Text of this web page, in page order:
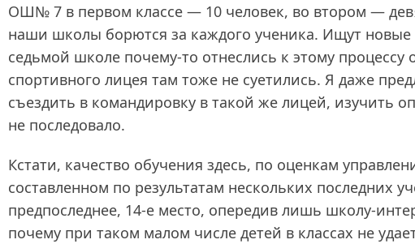
ОШ№ 7 в первом классе — 10 человек, во втором —
наши школы борются за каждого ученика. Ищут
седьмой школе почему‑то отнеслись к этому
спортивного лицея там тоже не суетились. Я даже
съездить в командировку в такой же лицей, изучить
не последовало.
Кстати, качество обучения здесь, по оценкам
составленном по результатам нескольких последних
предпоследнее, 14‑е место, опередив лишь школу-
почему при таком малом числе детей в классах не